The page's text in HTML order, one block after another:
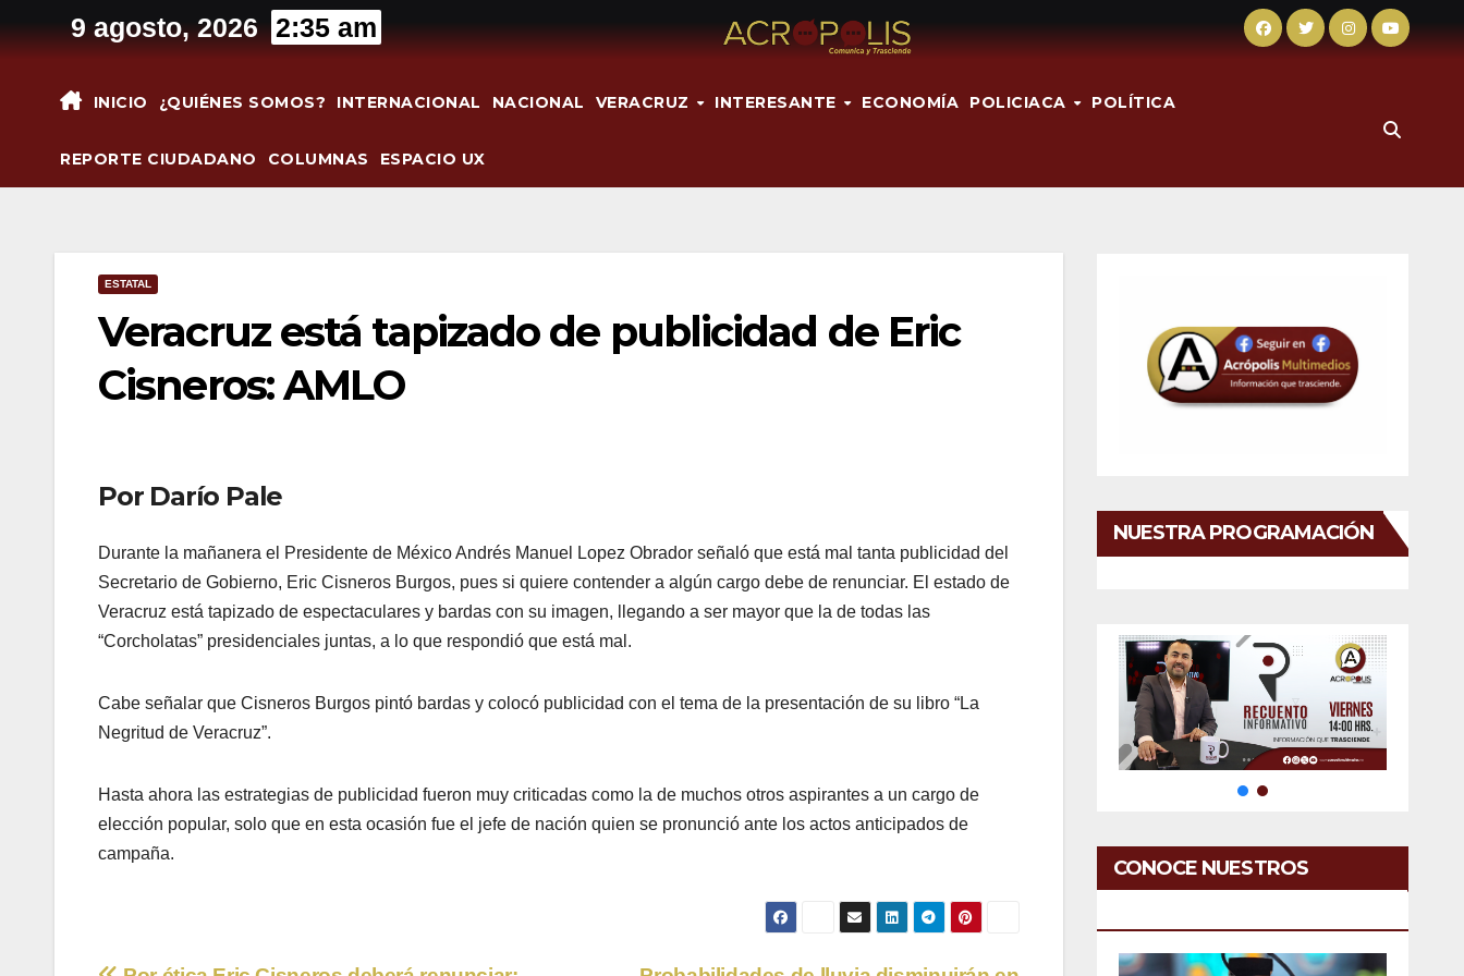
al
9 agosto, 2026 2:35 am
INICIO ¿QUIÉNES SOMOS? INTERNACIONAL NACIONAL VERACRUZ INTERESANTE ECONOMÍA POLICIACA POLÍTICA
REPORTE CIUDADANO COLUMNAS ESPACIO UX
ESTATAL
Veracruz está tapizado de publicidad de Eric
Cisneros: AMLO
Por Darío Pale
Durante la mañanera el Presidente de México Andrés Manuel Lopez Obrador señaló que está mal tanta publicidad del
Secretario de Gobierno, Eric Cisneros Burgos, pues si quiere contender a algún cargo debe de renunciar. El estado de
Veracruz está tapizado de espectaculares y bardas con su imagen, llegando a ser mayor que la de todas las
“Corcholatas” presidenciales juntas, a lo que respondió que está mal.
Cabe señalar que Cisneros Burgos pintó bardas y colocó publicidad con el tema de la presentación de su libro “La
Negritud de Veracruz”.
Hasta ahora las estrategias de publicidad fueron muy criticadas como la de muchos otros aspirantes a un cargo de
elección popular, solo que en esta ocasión fue el jefe de nación quien se pronunció ante los actos anticipados de
campaña.
NUESTRA PROGRAMACIÓN
CONOCE NUESTROS